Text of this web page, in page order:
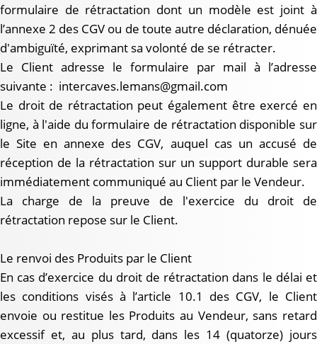
formulaire de rétractation dont un modèle est joint à
l’annexe 2 des CGV ou de toute autre déclaration, dénuée
d'ambiguïté, exprimant sa volonté de se rétracter.
Le Client adresse le formulaire par mail à l’adresse
suivante : intercaves.lemans@gmail.com
Le droit de rétractation peut également être exercé en
ligne, à l'aide du formulaire de rétractation disponible sur
le Site en annexe des CGV, auquel cas un accusé de
réception de la rétractation sur un support durable sera
immédiatement communiqué au Client par le Vendeur.
La charge de la preuve de l'exercice du droit de
rétractation repose sur le Client.
Le renvoi des Produits par le Client
En cas d’exercice du droit de rétractation dans le délai et
les conditions visés à l’article 10.1 des CGV, le Client
envoie ou restitue les Produits au Vendeur, sans retard
excessif et, au plus tard, dans les 14 (quatorze) jours